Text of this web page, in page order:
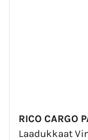
RICO CARGO
Laadukkaat